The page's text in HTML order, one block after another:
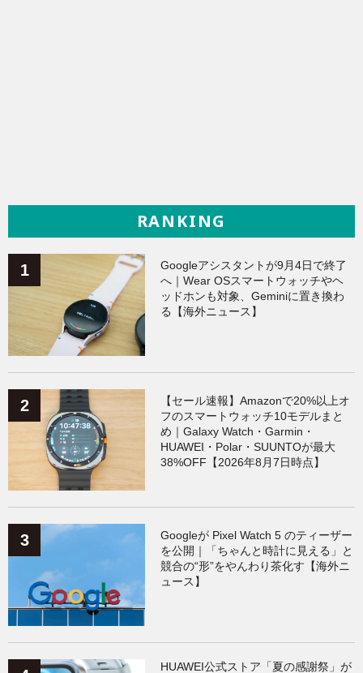
RANKING
Googleアシスタントが9月4日で終了
へ｜Wear OSスマートウォッチやヘ
ッドホンも対象、Geminiに置き換わ
る【海外ニュース】
【セール速報】Amazonで20%以上オ
フのスマートウォッチ10モデルまと
め｜Galaxy Watch・Garmin・
HUAWEI・Polar・SUUNTOが最大
38%OFF【2026年8月7日時点】
Googleが Pixel Watch 5 のティーザー
を公開｜「ちゃんと時計に見える」と
競合の“形”をやんわり茶化す【海外ニ
ュース】
HUAWEI公式ストア「夏の感謝祭」が